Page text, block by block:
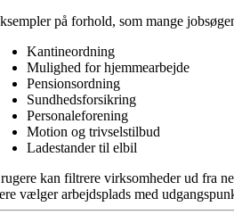
på forhold, som mange
Kantineordning
Mulighed for hjemmearbejde
Pensionsordning
Sundhedsforsikring
Personaleforening
Motion og trivselstilbud
Ladestander til elbil
kan filtrere virksomheder ud fra
vælger arbejdsplads med